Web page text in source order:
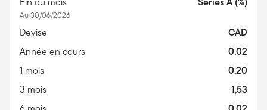
Au 30/06/2026
Devise
CAD
Année en cours
0,02
1 mois
0,20
3 mois
1,53